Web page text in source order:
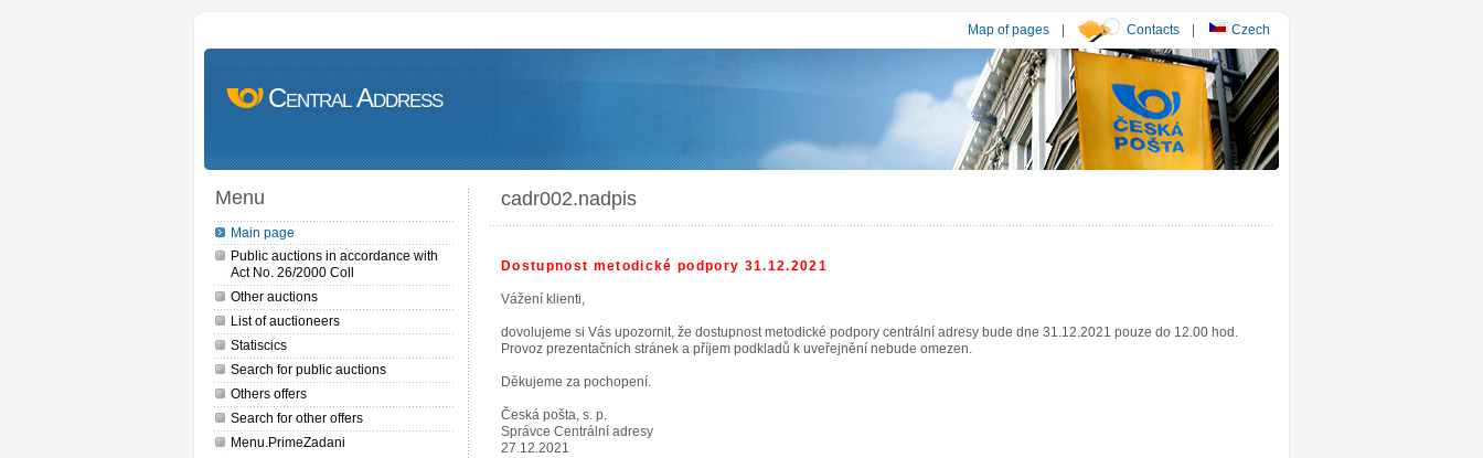
Map of pages | Contacts | Czech
Central Address
Menu
Main page
Public auctions in accordance with
Act No. 26/2000 Coll
Other auctions
List of auctioneers
Statiscics
Search for public auctions
Others offers
Search for other offers
Menu.PrimeZadani
cadr002.nadpis
Dostupnost metodické podpory 31.12.2021
Vážení klienti,
dovolujeme si Vás upozornit, že dostupnost metodické podpory centrální adresy bude dne 31.12.2021 pouze do 12.00 hod.
Provoz prezentačních stránek a příjem podkladů k uveřejnění nebude omezen.
Děkujeme za pochopení.
Česká pošta, s. p.
Správce Centrální adresy
27.12.2021